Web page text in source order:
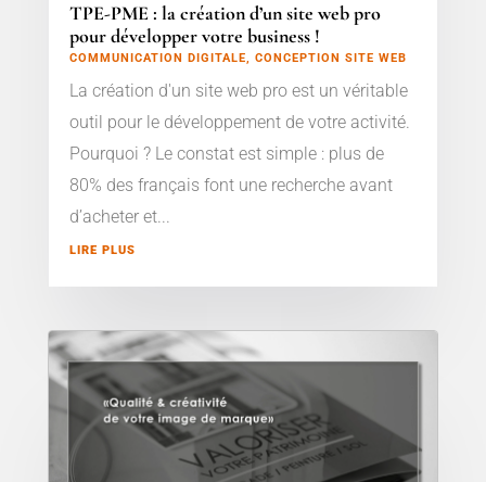
TPE-PME : la création d’un site web pro
pour développer votre business !
COMMUNICATION DIGITALE, CONCEPTION SITE WEB
La création d'un site web pro est un véritable
outil pour le développement de votre activité.
Pourquoi ? Le constat est simple : plus de
80% des français font une recherche avant
d’acheter et...
LIRE PLUS